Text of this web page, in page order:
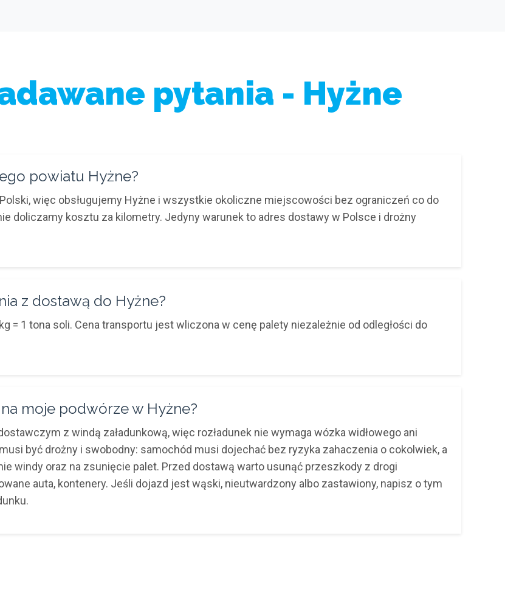
pytania - Hyżne
powiatu Hyżne?
więc obsługujemy Hyżne i wszystkie okoliczne miejscowości bez ograniczeń co do
doliczamy kosztu za kilometry. Jedyny warunek to adres dostawy w Polsce i drożny
z dostawą do Hyżne?
= 1 tona soli. Cena transportu jest wliczona w cenę palety niezależnie od odległości do
moje podwórze w Hyżne?
z windą załadunkową, więc rozładunek nie wymaga wózka widłowego ani
być drożny i swobodny: samochód musi dojechać bez ryzyka zahaczenia o cokolwiek, a
windy oraz na zsunięcie palet. Przed dostawą warto usunąć przeszkody z drogi
auta, kontenery. Jeśli dojazd jest wąski, nieutwardzony albo zastawiony, napisz o tym